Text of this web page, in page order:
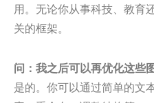
用。无论你从事科技、教育
关的框架。
问：我之后可以再优化这些
是的。你可以通过简单的文